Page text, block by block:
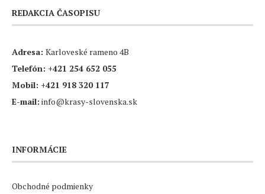
REDAKCIA ČASOPISU
Adresa: Karloveské rameno 4B
Telefón: +421 254 652 055
Mobil: +421 918 320 117
E-mail: info@krasy-slovenska.sk
INFORMÁCIE
Obchodné podmienky